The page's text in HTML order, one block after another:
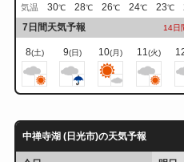
気温 30℃ 28℃ 26℃ 24℃ 23℃
7日間天気予報 14日
8(土) 9(日) 10(月) 11 (火)
中禅寺湖 (日光市)の天気予報